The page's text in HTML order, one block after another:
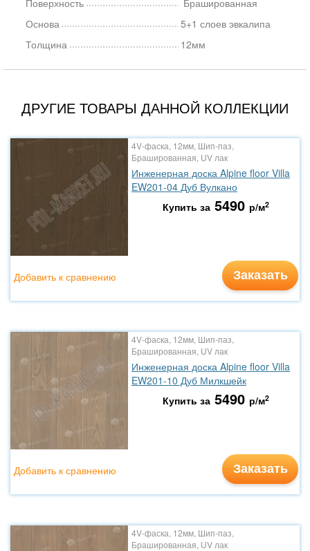
Поверхность
Брашированная
Основа
5+1 слоев эвкалипа
Толщина
12мм
ДРУГИЕ ТОВАРЫ ДАННОЙ КОЛЛЕКЦИИ
4V-фаска, 12мм, Шип-паз,
Брашированная, UV лак
Инженерная доска Alpine floor Villa
EW201-04 Дуб Вулкано
Купить за 5490 р/м2
Заказать
Добавить к сравнению
4V-фаска, 12мм, Шип-паз,
Брашированная, UV лак
Инженерная доска Alpine floor Villa
EW201-10 Дуб Милкшейк
Купить за 5490 р/м2
Заказать
Добавить к сравнению
4V-фаска, 12мм, Шип-паз,
Брашированная, UV лак